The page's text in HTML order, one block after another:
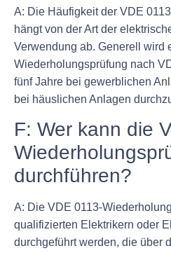
A: Die Häufigkeit der VDE
hängt von der Art der
Verwendung ab. Generell wird
Wiederholungsprüfung nach
fünf Jahre bei gewerblichen
bei häuslichen Anlagen
F: Wer kann die
durchführen?
A: Die VDE 0113-
qualifizierten Elektrikern oder
durchgeführt werden, die über